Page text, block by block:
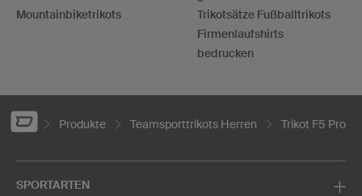
Mountainbiketrikots
Trikotsätze Fußballtrikots
Firmenlaufshirts
bedrucken
Produkte Teamsporttrikots Herren Trikot F5 Pro
SPORTARTEN